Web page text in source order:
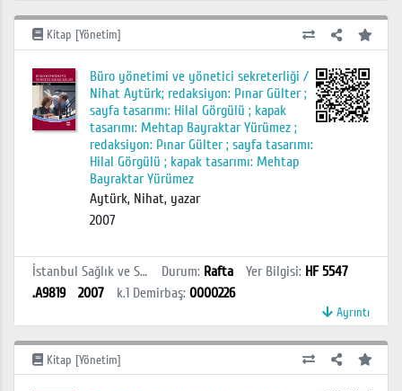
Kitap [Yönetim]
Büro yönetimi ve yönetici sekreterliği /
Nihat Aytürk; redaksiyon: Pınar Gülter ;
sayfa tasarımı: Hilal Görgülü ; kapak
tasarımı: Mehtap Bayraktar Yürümez ;
redaksiyon: Pınar Gülter ; sayfa tasarımı:
Hilal Görgülü ; kapak tasarımı: Mehtap
Bayraktar Yürümez
Aytürk, Nihat, yazar
2007
İstanbul Sağlık ve Sosyal Bilimler MYO Kütüphanesi Durum: Rafta Yer Bilgisi: HF 5547
.A9819
2007 k.1 Demirbaş: 0000226
Ayrıntı
Kitap [Yönetim]